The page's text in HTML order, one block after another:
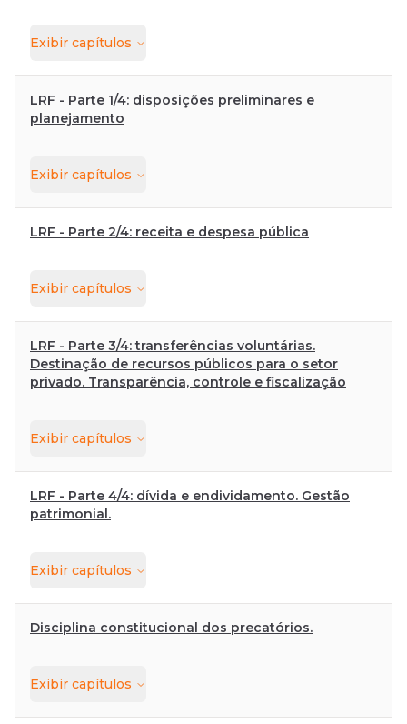
Exibir capítulos
LRF - Parte 1/4: disposições preliminares e
planejamento
Exibir capítulos
LRF - Parte 2/4: receita e despesa pública
Exibir capítulos
LRF - Parte 3/4: transferências voluntárias.
Destinação de recursos públicos para o setor
privado. Transparência, controle e fiscalização
Exibir capítulos
LRF - Parte 4/4: dívida e endividamento. Gestão
patrimonial.
Exibir capítulos
Disciplina constitucional dos precatórios.
Exibir capítulos